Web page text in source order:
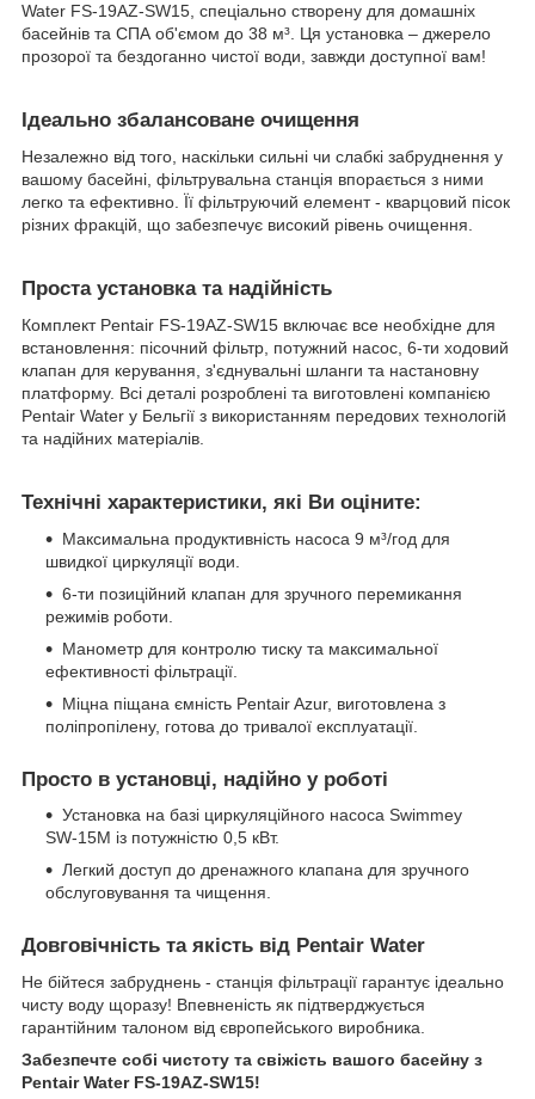
Water FS-19AZ-SW15, спеціально створену для домашніх
басейнів та СПА об'ємом до 38 м³. Ця установка – джерело
прозорої та бездоганно чистої води, завжди доступної вам!
Ідеально збалансоване очищення
Незалежно від того, наскільки сильні чи слабкі забруднення у
вашому басейні, фільтрувальна станція впорається з ними
легко та ефективно. Її фільтруючий елемент - кварцовий пісок
різних фракцій, що забезпечує високий рівень очищення.
Проста установка та надійність
Комплект Pentair FS-19AZ-SW15 включає все необхідне для
встановлення: пісочний фільтр, потужний насос, 6-ти ходовий
клапан для керування, з'єднувальні шланги та настановну
платформу. Всі деталі розроблені та виготовлені компанією
Pentair Water у Бельгії з використанням передових технологій
та надійних матеріалів.
Технічні характеристики, які Ви оціните:
Максимальна продуктивність насоса 9 м³/год для
швидкої циркуляції води.
6-ти позиційний клапан для зручного перемикання
режимів роботи.
Манометр для контролю тиску та максимальної
ефективності фільтрації.
Міцна піщана ємність Pentair Azur, виготовлена з
поліпропілену, готова до тривалої експлуатації.
Просто в установці, надійно у роботі
Установка на базі циркуляційного насоса Swimmey
SW-15M із потужністю 0,5 кВт.
Легкий доступ до дренажного клапана для зручного
обслуговування та чищення.
Довговічність та якість від Pentair Water
Не бійтеся забруднень - станція фільтрації гарантує ідеально
чисту воду щоразу! Впевненість як підтверджується
гарантійним талоном від європейського виробника.
Забезпечте собі чистоту та свіжість вашого басейну з
Pentair Water FS-19AZ-SW15!